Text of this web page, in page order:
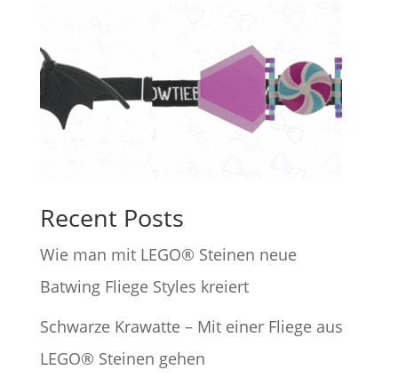
a
t
i
Recent Posts
Wie man mit LEGO® Steinen neue
Batwing Fliege Styles kreiert
Schwarze Krawatte – Mit einer Fliege aus
LEGO® Steinen gehen